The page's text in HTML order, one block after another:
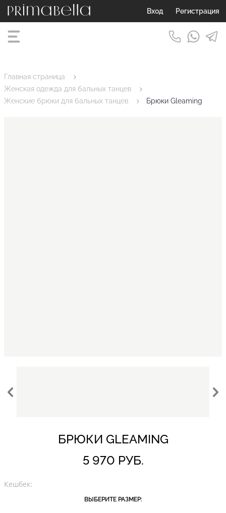
Вход Регистрация
Главная страница
Женская одежда для бальных танцев
Женские брюки для бальных танцев
Брюки Gleaming
БРЮКИ GLEAMING
5 970 РУБ.
Кешбек:
ВЫБЕРИТЕ РАЗМЕР: